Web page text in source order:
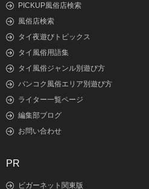
PICKUP風俗店検索
風俗店検索
タイ夜遊びトピックス
タイ風俗用語集
タイ風俗ジャンル別遊び方
バンコク風俗エリア別遊び方
ライター一覧ページ
編集部ブログ
お問い合わせ
PR
ビガーネット関東版